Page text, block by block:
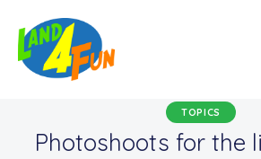
TOPICS
Photoshoots for the